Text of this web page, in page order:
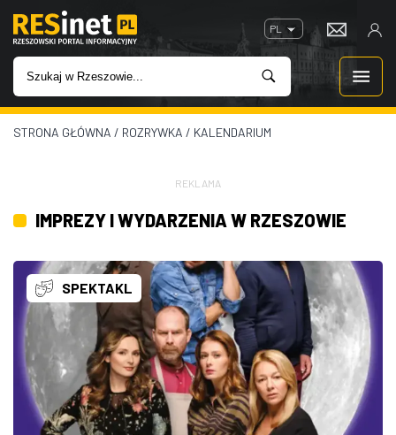
PL
WIADOMOŚCI
IMPREZY
ROZRYWKA
W KINACH
GASTRONOMIA
ZDJĘCIA
STRONA GŁÓWNA / ROZRYWKA / KALENDARIUM
REKLAMA
IMPREZY I WYDARZENIA W RZESZOWIE
SPEKTAKL